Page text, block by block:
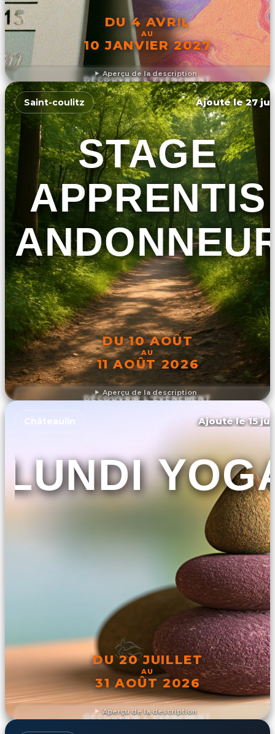
Aperçu de la description
DU 4 AVRIL
AU
10 JANVIER 2027
DÉCOUVRIR L'ÉVÉNEMENT
Aperçu de la description
Saint-coulitz Ajouté le 27
STAGE
APPRENTIS
DU 10 AOÛT
AU
11 AOÛT 2026
DÉCOUVRIR L'ÉVÉNEMENT
Aperçu de la description
Châteaulin Ajouté le 15
LUNDI
DU 20 JUILLET
AU
31 AOÛT 2026
DÉCOUVRIR L'ÉVÉNEMENT